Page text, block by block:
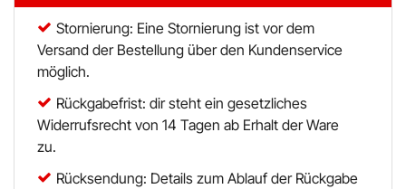
Stornierung: Eine Stornierung ist vor dem
Versand der Bestellung über den Kundenservice
möglich.
Rückgabefrist: dir steht ein gesetzliches
Widerrufsrecht von 14 Tagen ab Erhalt der Ware
zu.
Rücksendung: Details zum Ablauf der Rückgabe